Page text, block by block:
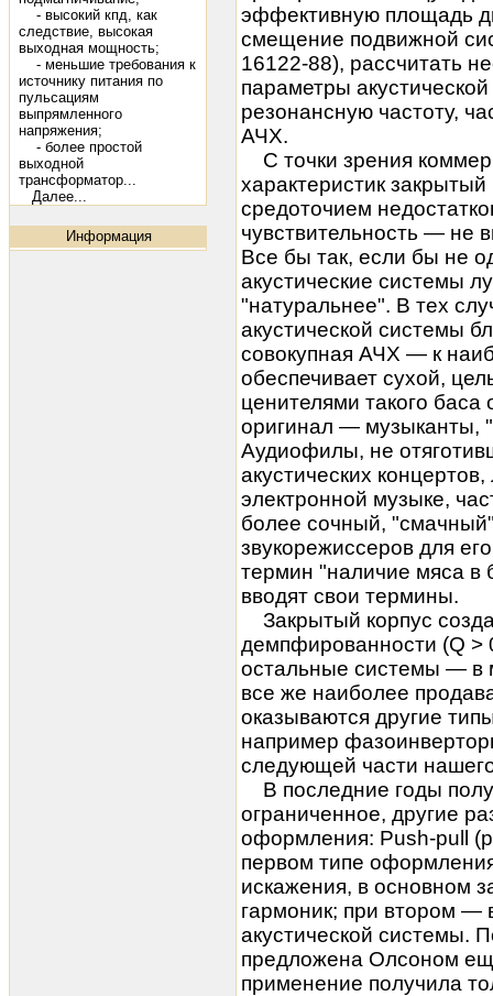
- высокий кпд, как
следствие, высокая
выходная мощность;
- меньшие требования к
источнику питания по
пульсациям
выпрямленного
напряжения;
- более простой
выходной
трансформатор...
Далее...
Информация
эффективную площадь
смещение подвижной
16122-88), рассчитать
параметры
резонансную частоту,
АЧХ.
С точки зрения
характеристик
средоточием
чувствительность —
Все бы так, если бы не
акустические системы
"натуральнее". В тех
акустической системы
совокупная АЧХ — к
обеспечивает сухой,
ценителями такого
оригинал — музыканты,
Аудиофилы, не
акустических
электронной музыке,
более сочный,
звукорежиссеров для
термин "наличие мяса
вводят свои термины.
Закрытый корпус
демпфированности (Q >
остальные системы — в
все же наиболее
оказываются другие
например
следующей части
В последние годы
ограниченное, другие
оформления: Push-pull
первом типе
искажения, в основном
гармоник; при втором —
акустической системы.
предложена Олсоном
применение получила